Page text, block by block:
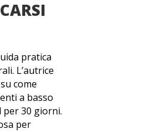
pratica
L’autrice
come
a basso
per 30 giorni.
per